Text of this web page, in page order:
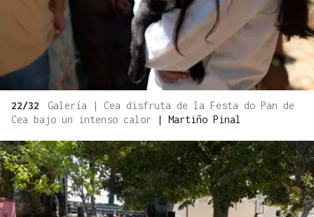
22/32
Galería | Cea disfruta de la Festa do Pan de
Cea bajo un intenso calor
| Martiño Pinal